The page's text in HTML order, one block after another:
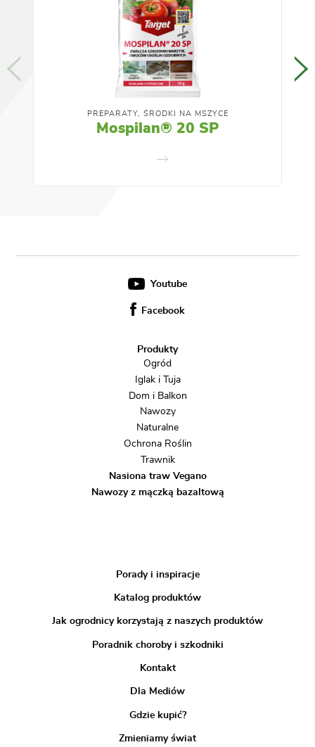
PREPARATY, ŚRODKI NA MSZYCE
Mospilan® 20 SP
Youtube
Facebook
Produkty
Ogród
Iglak i Tuja
Dom i Balkon
Nawozy
Naturalne
Ochrona Roślin
Trawnik
Nasiona traw Vegano
Nawozy z mączką bazaltową
Porady i inspiracje
Katalog produktów
Jak ogrodnicy korzystają z naszych produktów
Poradnik choroby i szkodniki
Kontakt
Dla Mediów
Gdzie kupić?
Zmieniamy świat